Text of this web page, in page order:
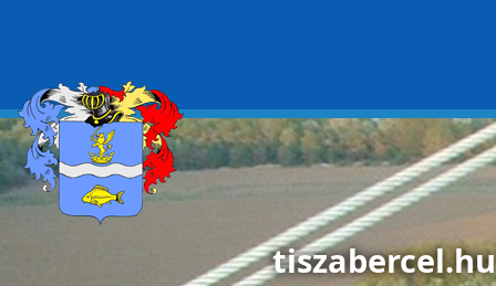
tiszabercel.hu